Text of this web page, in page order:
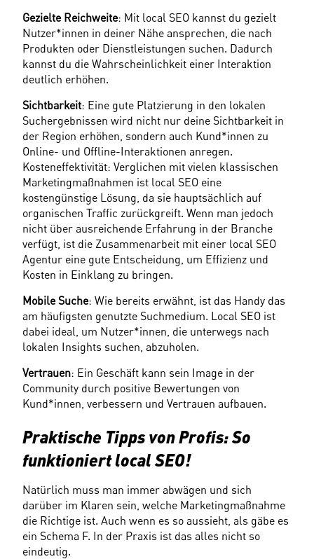
Gezielte Reichweite: Mit local SEO kannst du gezielt
Nutzer*innen in deiner Nähe ansprechen, die nach
Produkten oder Dienstleistungen suchen. Dadurch
kannst du die Wahrscheinlichkeit einer Interaktion
deutlich erhöhen.
Sichtbarkeit: Eine gute Platzierung in den lokalen
Suchergebnissen wird nicht nur deine Sichtbarkeit in
der Region erhöhen, sondern auch Kund*innen zu
Online- und Offline-Interaktionen anregen.
Kosteneffektivität: Verglichen mit vielen klassischen
Marketingmaßnahmen ist local SEO eine
kostengünstige Lösung, da sie hauptsächlich auf
organischen Traffic zurückgreift. Wenn man jedoch
nicht über ausreichende Erfahrung in der Branche
verfügt, ist die Zusammenarbeit mit einer local SEO
Agentur eine gute Entscheidung, um Effizienz und
Kosten in Einklang zu bringen.
Mobile Suche: Wie bereits erwähnt, ist das Handy das
am häufigsten genutzte Suchmedium. Local SEO ist
dabei ideal, um Nutzer*innen, die unterwegs nach
lokalen Insights suchen, abzuholen.
Vertrauen: Ein Geschäft kann sein Image in der
Community durch positive Bewertungen von
Kund*innen, verbessern und Vertrauen aufbauen.
Praktische Tipps von Profis: So
funktioniert local SEO!
Natürlich muss man immer abwägen und sich
darüber im Klaren sein, welche Marketingmaßnahme
die Richtige ist. Auch wenn es so aussieht, als gäbe es
ein Schema F. In der Praxis ist das alles nicht so
eindeutig.